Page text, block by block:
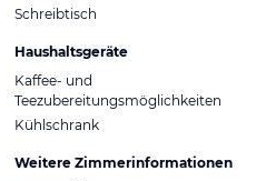
Schreibtisch
Haushaltsgeräte
Kaffee- und
Teezubereitungsmöglichkeiten
Kühlschrank
Weitere Zimmerinformationen